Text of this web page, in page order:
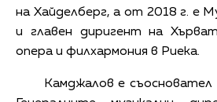
на Хайделберг, а от 2018 г. е
и главен диригент на
опера и филхармония в Риека.
Камджалов е съосновател